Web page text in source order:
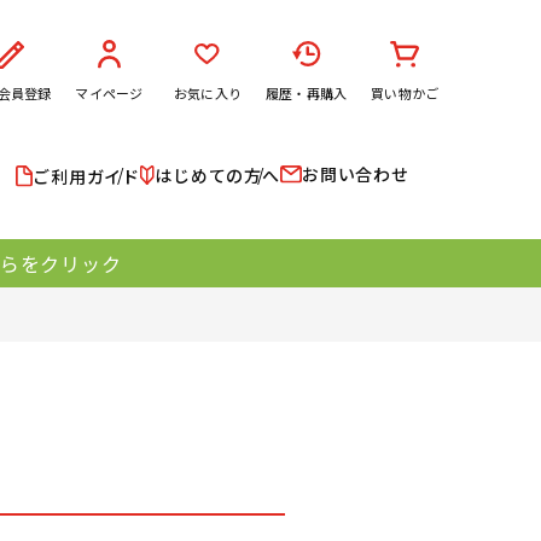
員登録 マイページ お気に入り 履歴・再購入 買い物かご
ご利用ガイド はじめての方へ お問い合わせ
をクリック